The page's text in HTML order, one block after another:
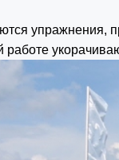
упражнения,